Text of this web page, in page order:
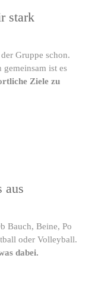
stark
Gruppe schon.
gemeinsam ist es
Ziele zu
aus
Bauch, Beine, Po
oder Volleyball.
dabei.